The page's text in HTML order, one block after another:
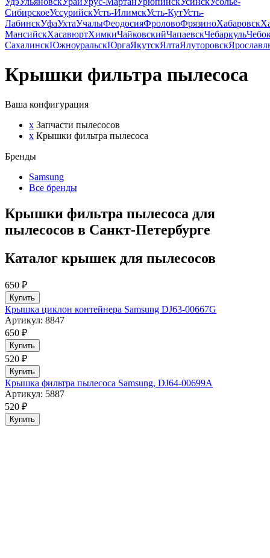
СибирскоеУссурийскУсть-ИлимскУсть-КутУсть-
ЛабинскУфаУхтаУчалыФеодосияФроловоФрязиноХабаровск
МансийскХасавюртХимкиЧайковскийЧапаевскЧебаркуль
СахалинскЮжноуральскЮргаЯкутскЯлтаЯлуторовск
Крышки фильтра пылесоса
Ваша конфигурация
x Запчасти пылесосов
x Крышки фильтра пылесоса
Бренды
Samsung
Все бренды
Крышки фильтра пылесоса для
пылесосов в Санкт-Петербурге
Каталог крышек для пылесосов
650 ₽
Купить
Крышка циклон контейнера Samsung DJ63-00667G
Артикул: 8847
650 ₽
Купить
520 ₽
Купить
Крышка фильтра пылесоса Samsung, DJ64-00699A
Артикул: 5887
520 ₽
Купить